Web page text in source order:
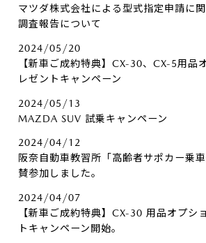
マツダ株式会社による型式指定申請に
調査報告について
2024/05/20
【新車ご成約特典】CX-30、CX-5用品
レゼントキャンペーン
2024/05/13
MAZDA SUV 試乗キャンペーン
2024/04/12
阪奈自動車教習所「高齢者サポカー乗
賛参加しました。
2024/04/07
【新車ご成約特典】CX-30 用品オプシ
トキャンペーン開始。